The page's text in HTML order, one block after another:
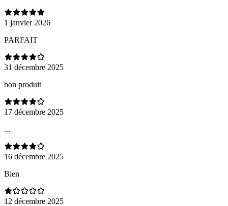
1 janvier 2026
PARFAIT
31 décembre 2025
bon produit
17 décembre 2025
...
16 décembre 2025
Bien
12 décembre 2025